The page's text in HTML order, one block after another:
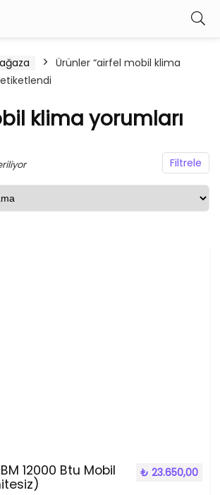
Ürünler “airfel mobil klima
klima yorumları
Filtrele
12000 Btu Mobil
₺ 23.650,00